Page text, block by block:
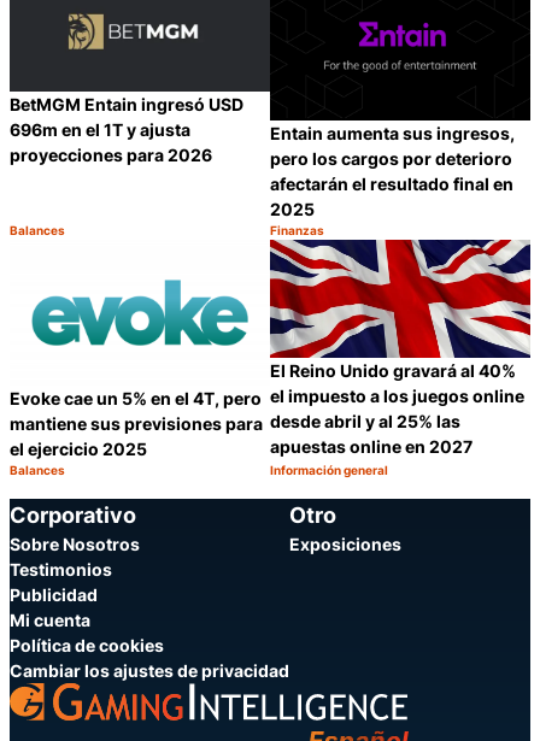
BetMGM Entain ingresó USD
696m en el 1T y ajusta
proyecciones para 2026
Categoría:
Balances
Compartir
Entain aumenta sus ingresos,
pero los cargos por deterioro
afectarán el resultado final en
2025
Categoría:
Finanzas
Evoke cae un 5% en el 4T, pero
mantiene sus previsiones para
el ejercicio 2025
Categoría:
Balances
Compartir
El Reino Unido gravará al 40%
el impuesto a los juegos online
desde abril y al 25% las
apuestas online en 2027
Categoría:
Información general
Corporativo
Sobre Nosotros
Testimonios
Publicidad
Mi cuenta
Política de cookies
Cambiar los ajustes de privacidad
Otro
Exposiciones